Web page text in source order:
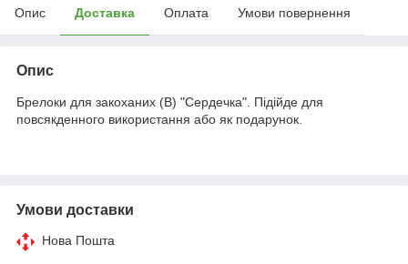
Опис Доставка Оплата Умови повернення
Опис
Брелоки для закоханих (B) "Сердечка". Підійде для
повсякденного використання або як подарунок.
Умови доставки
Нова Пошта